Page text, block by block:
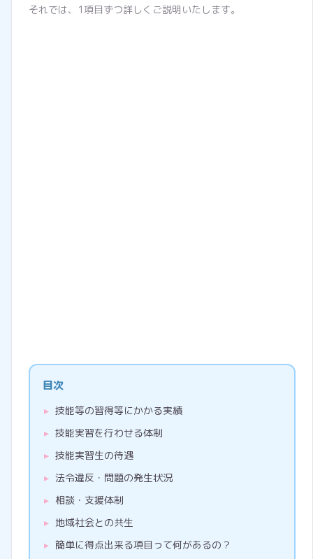
それでは、1項目ずつ詳しくご説明いたします。
目次
技能等の習得等にかかる実績
技能実習を行わせる体制
技能実習生の待遇
法令違反・問題の発生状況
相談・支援体制
地域社会との共生
簡単に得点出来る項目って何があるの？